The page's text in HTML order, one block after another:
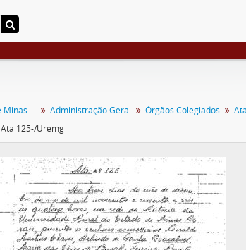
Universidade Rural do Estado de Minas Gerais Administração Geral Órgãos Colegiados
Ata 125-/Uremg